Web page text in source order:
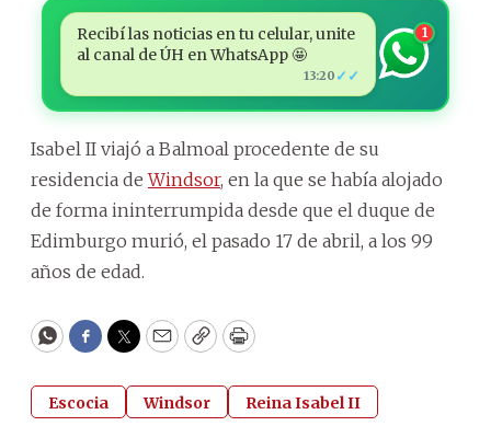
Recibí las noticias en tu celular, unite
al canal de ÚH en WhatsApp 🤩
13:20 ✓✓
1
Isabel II viajó a Balmoal procedente de su
residencia deWindsor, en la que se había alojado
de forma ininterrumpida desde que el duque de
Edimburgo murió, el pasado 17 de abril, a los 99
años de edad.
WhatsApp
Facebook
Twitter
EmailCopyPrint
Escocia Windsor Reina Isabel II